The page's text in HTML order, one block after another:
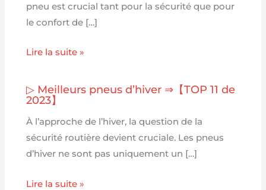
pneu est crucial tant pour la sécurité que pour
le confort de […]
Lire la suite »
▷ Meilleurs pneus d’hiver ⇒【TOP 11 de
2023】
À l’approche de l’hiver, la question de la
sécurité routière devient cruciale. Les pneus
d’hiver ne sont pas uniquement un […]
Lire la suite »